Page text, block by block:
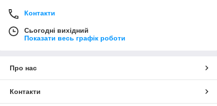
Контакти
Сьогодні вихідний
Показати весь графік роботи
Про нас
Контакти